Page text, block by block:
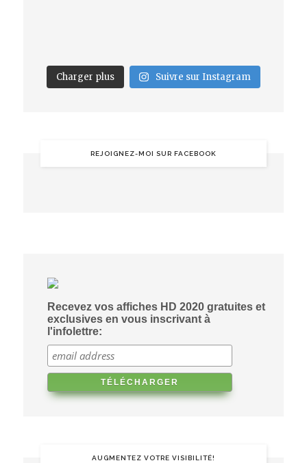
Charger plus Suivre sur Instagram
REJOIGNEZ-MOI SUR FACEBOOK
Recevez vos affiches HD 2020 gratuites et
exclusives en vous inscrivant à
l'infolettre:
AUGMENTEZ VOTRE VISIBILITÉ!